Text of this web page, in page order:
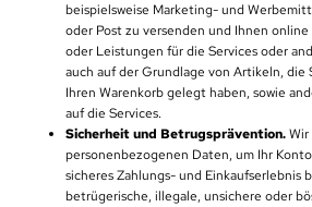
beispielsweise Marketing- und
oder Post zu versenden und Ihnen
oder Leistungen für die Services oder
auch auf der Grundlage von Artikeln, die
Ihren Warenkorb gelegt haben, sowie
auf die Services.
Sicherheit und Betrugsprävention.Wir
personenbezogenen Daten, um Ihr
sicheres Zahlungs- und Einkaufserlebnis
betrügerische, illegale, unsichere oder